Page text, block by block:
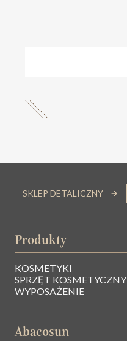
SKLEP DETALICZNY
Produkty
KOSMETYKI
SPRZĘT KOSMETYCZNY
WYPOSAŻENIE
Abacosun